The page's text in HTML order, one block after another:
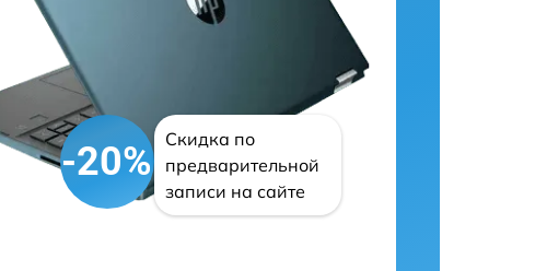
-20%
Скидка по
предварительной
записи на сайте